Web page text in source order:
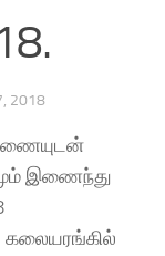
2018
இணைந்து
கலையரங்கில்